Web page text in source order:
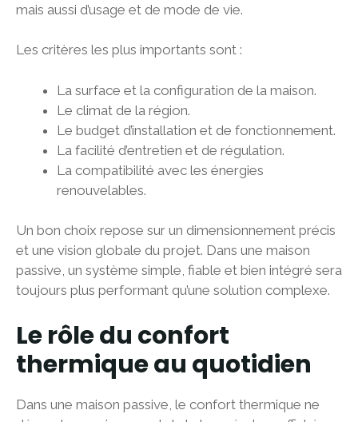
mais aussi d’usage et de mode de vie.
Les critères les plus importants sont :
La surface et la configuration de la maison.
Le climat de la région.
Le budget d’installation et de fonctionnement.
La facilité d’entretien et de régulation.
La compatibilité avec les énergies
renouvelables.
Un bon choix repose sur un dimensionnement précis
et une vision globale du projet. Dans une maison
passive, un système simple, fiable et bien intégré sera
toujours plus performant qu’une solution complexe.
Le rôle du confort
thermique au quotidien
Dans une maison passive, le confort thermique ne